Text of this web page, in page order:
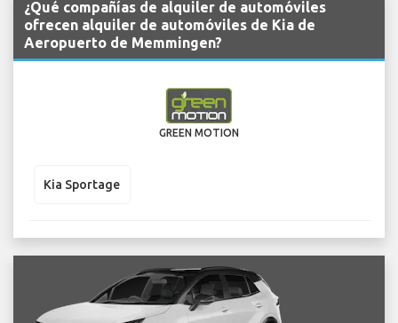
¿Qué compañías de alquiler de automóviles
ofrecen alquiler de automóviles de Kia de
Aeropuerto de Memmingen?
GREEN MOTION
Kia Sportage